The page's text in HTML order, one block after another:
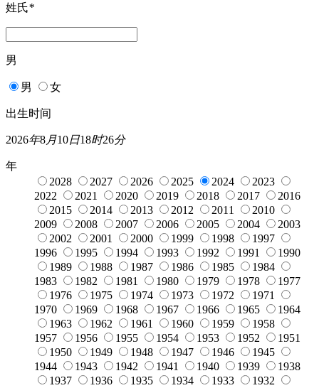
姓氏*
男
男 女
出生时间
2026年8月10日18时26分
年
2028
2027 2026 2025 2024
2023
2022
2021 2020 2019 2018 2017
2016
2015
2014 2013 2012 2011
2010
2009
2008 2007 2006 2005 2004
2003
2002
2001 2000 1999 1998
1997
1996
1995 1994 1993 1992 1991
1990
1989
1988 1987 1986 1985
1984
1983
1982 1981 1980 1979 1978
1977
1976
1975 1974 1973 1972
1971
1970
1969 1968 1967 1966 1965
1964
1963
1962 1961 1960 1959
1958
1957
1956 1955 1954 1953 1952
1951
1950
1949 1948 1947 1946
1945
1944
1943 1942 1941 1940 1939
1938
1937
1936 1935 1934 1933
1932